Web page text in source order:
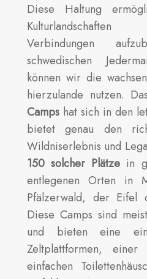
Diese Haltung
Verbindungen
schwedischen
können wir die
hierzulande nutzen.
Camps hat sich in den
bietet genau den
Wildniserlebnis und
150 solcher Plätze in
entlegenen Orten in
Pfälzerwald, der Eifel
Diese Camps sind
und bieten eine
Zeltplattformen,
einfachen